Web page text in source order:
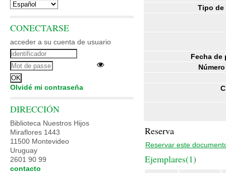
Tipo de
Fecha de
Reserva
Reservar este
Ejemplares(1)
CONECTARSE
acceder a su cuenta de usuario
Olvidé mi contraseña
DIRECCIÓN
Biblioteca Nuestros Hijos
Miraflores 1443
11500 Montevideo
Uruguay
2601 90 99
contacto